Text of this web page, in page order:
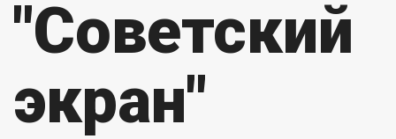
"Советский
экран"